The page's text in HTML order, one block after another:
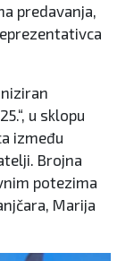
predavanja,
u sklopu
između
Brojna
potezima
Marija